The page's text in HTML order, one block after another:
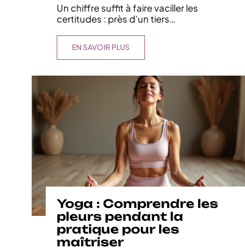
Un chiffre suffit à faire vaciller les
certitudes : près d'un tiers…
EN SAVOIR PLUS
Yoga : Comprendre les
pleurs pendant la
pratique pour les
maîtriser